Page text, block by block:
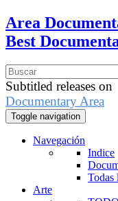
Area
Best
Subtitled releases on
Documentary Area
Toggle navigation
Navegación
Indice
Todas
Arte